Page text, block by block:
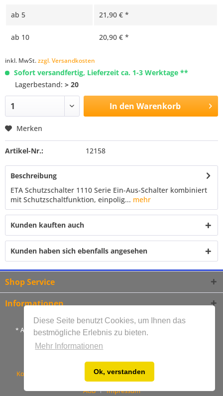
Diese Seite benutzt Cookies, um Ihnen das
bestmögliche Erlebnis zu bieten.
Mehr Informationen
Ok, verstanden
ab 5 21,90 € *
ab 10 20,90 € *
inkl. MwSt.zzgl. Versandkosten
Sofort versandfertig, Lieferzeit ca. 1-3 Werktage **
Lagerbestand: > 20
In den Warenkorb
Merken
Artikel-Nr.: 12158
Beschreibung
ETA Schutzschalter 1110 Serie Ein-Aus-Schalter kombiniert
mit Schutzschaltfunktion, einpolig... mehr
Kunden kauften auch
Kunden haben sich ebenfalls angesehen
Shop Service
Informationen
* Alle Preise inkl. gesetzl. Mehrwertsteuer und zzgl.
** Lieferzeiten gelten ausschließlich für Versand innerhalb
Kontakt Versandkosten
AGB
Impressum